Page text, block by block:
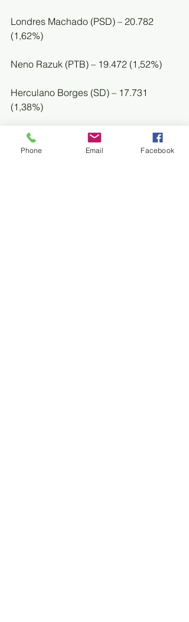
Londres Machado (PSD) – 20.782
(1,62%)
Neno Razuk (PTB) – 19.472 (1,52%)
Herculano Borges (SD) – 17.731
(1,38%)
Gerson Claro (PP) – 16.374 (1,28%)
Phone Email Facebook